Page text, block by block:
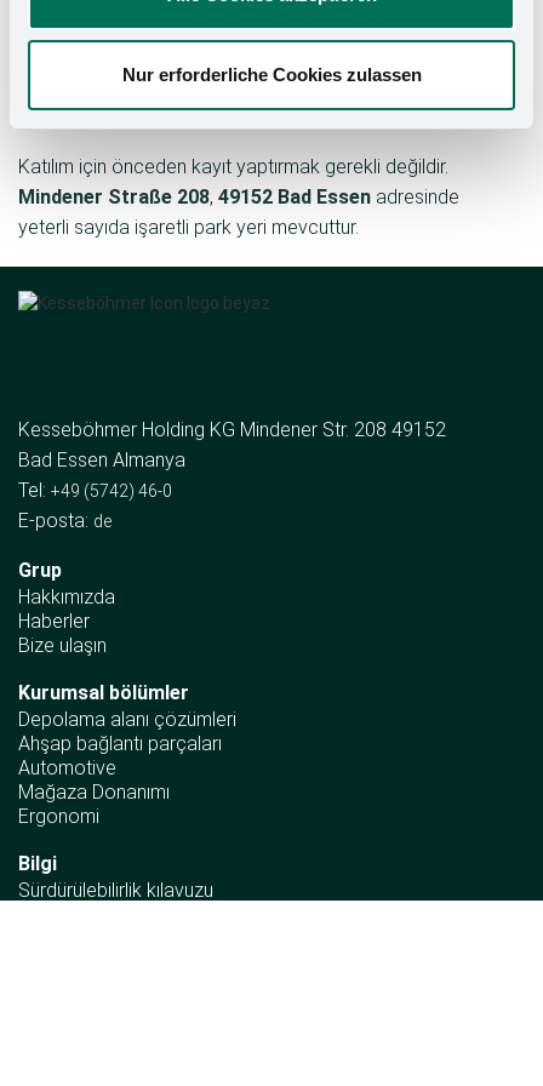
Nur erforderliche Cookies zulassen
akşamına yarışmalar, şirket turları ve çok çeşitli
ikramların yer aldığı cazip bir destek programı eşlik
edecek.
Katılım için önceden kayıt yaptırmak gerekli değildir.
Mindener Straße 208, 49152 Bad Essen adresinde
yeterli sayıda işaretli park yeri mevcuttur.
Kesseböhmer Holding KG Mindener Str. 208 49152
Bad Essen Almanya
Tel: +49 (5742) 46-0
E-posta: de
Grup
Hakkımızda
Haberler
Bize ulaşın
Kurumsal bölümler
Depolama alanı çözümleri
Ahşap bağlantı parçaları
Automotive
Mağaza Donanımı
Ergonomi
Bilgi
Sürdürülebilirlik kılavuzu